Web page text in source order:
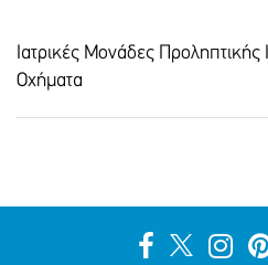
ΑΙΣΙΟ ΤΕΛΟΣ ΣΤΗΝ
Ιατρικές Μονάδες Προληπτικής
Οχήματα